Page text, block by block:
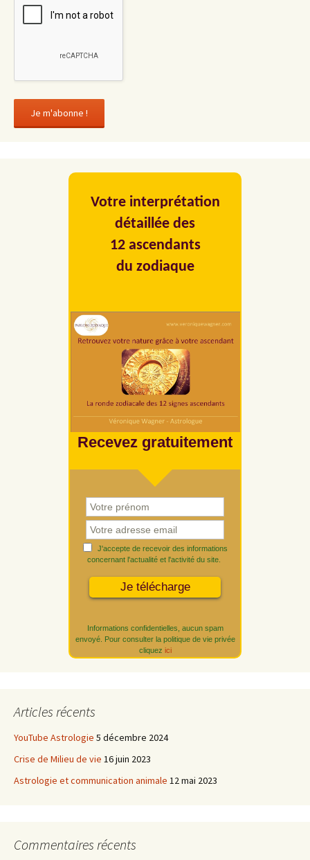
Votre interprétation
détaillée des
12 ascendants
du zodiaque
Recevez gratuitement
J'accepte de recevoir des informations
concernant l'actualité et l'activité du site.
Informations confidentielles, aucun spam
envoyé. Pour consulter la politique de vie privée
cliquez ici
Articles récents
YouTube Astrologie 5 décembre 2024
Crise de Milieu de vie 16 juin 2023
Astrologie et communication animale 12 mai 2023
Commentaires récents